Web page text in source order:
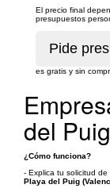
El precio final
presupuestos
es gratis y sin
del
¿Cómo funciona?
- Explica tu solicitud
Playa del Puig